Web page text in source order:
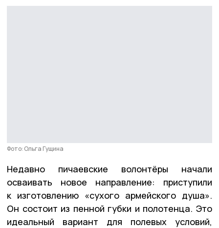
Фото: Ольга Гущина
Недавно пичаевские волонтёры начали
осваивать новое направление: приступили
к изготовлению «сухого армейского душа».
Он состоит из пенной губки и полотенца. Это
идеальный вариант для полевых условий,